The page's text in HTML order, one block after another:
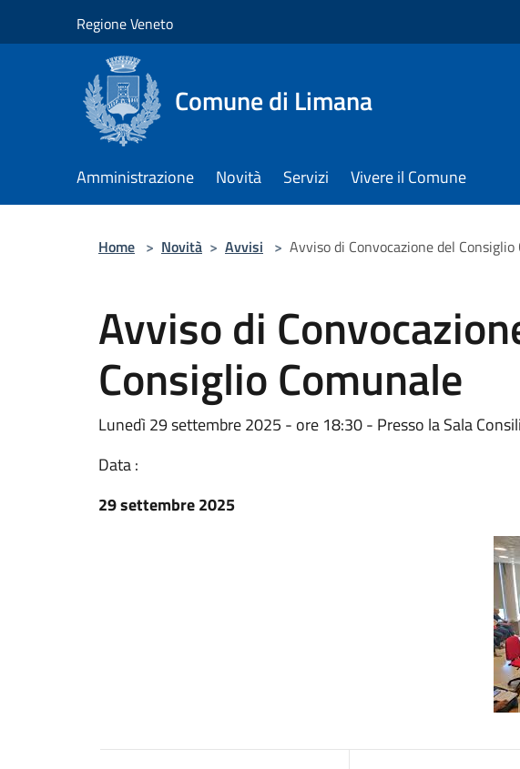
Regione Veneto
Comune di Limana
Amministrazione Novità Servizi Vivere il Comune
Home > Novità > Avvisi > Avviso di Convocazione del Consiglio
Avviso di
Consiglio Comunale
Lunedì 29 settembre 2025 - ore 18:30 - Presso la Sala
Data :
29 settembre 2025